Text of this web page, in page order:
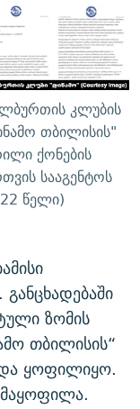
კლუბის
თბილისის"
ქონების
სააგენტოს
წელი)
ზომის
თბილისის“
ყოფილიყო.